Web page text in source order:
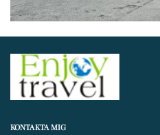
KONTAKTA MIG